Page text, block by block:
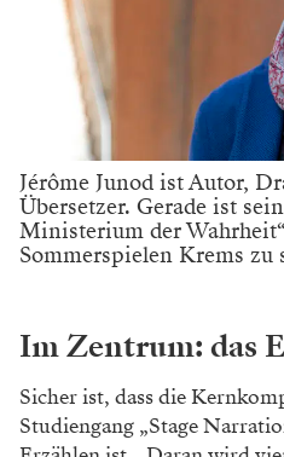
Jérôme Junod ist Autor,
Übersetzer. Gerade ist
Ministerium der
Sommerspielen Krems zu
Im Zentrum: das
Sicher ist, dass die
Studiengang „Stage